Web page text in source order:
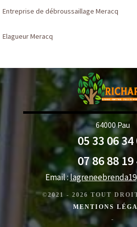
Entreprise de débroussaillage Meracq
Elagueur Meracq
64000 Pau
05 33 06 34
07 86 88 19
Email :
©2021 - 2026 TOUT
MENTIONS
-